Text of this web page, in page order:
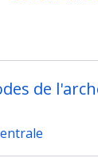
de